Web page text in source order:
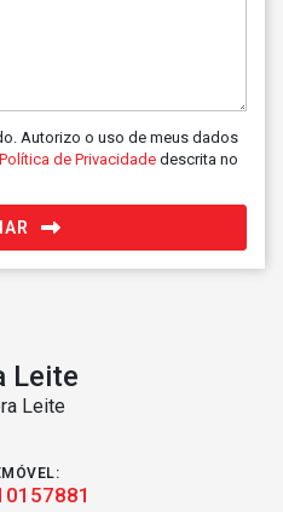
Autorizo o uso de meus dados
Política de Privacidade descrita no
Leite